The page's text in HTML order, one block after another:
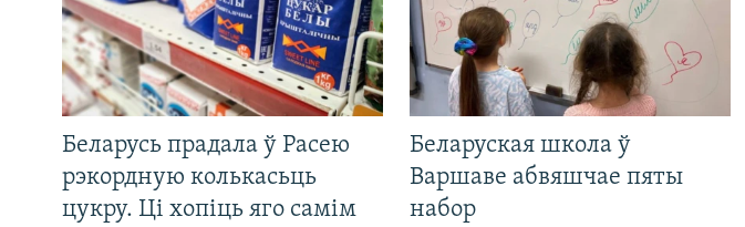
Беларусь прадала ў Расею
рэкордную колькасьць
цукру. Ці хопіць яго самім
Беларуская школа ў
Варшаве абвяшчае пяты
набор